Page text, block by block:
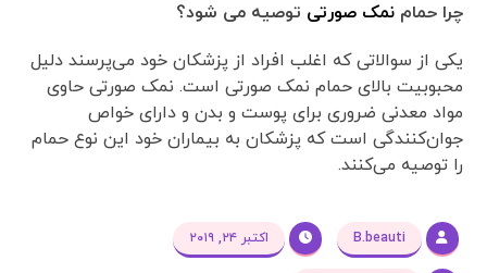
چرا حمامنمک صورتی توصیه می شود؟
یکی از سوالاتی که اغلب افراد از پزشکان خود می‌پرسند دلیل
محبوبیت بالای حمام نمک صورتی است. نمک صورتی حاوی
مواد معدنی ضروری برای پوست و بدن و دارای خواص
جوان‌کنندگی است که پزشکان به بیماران خود این نوع حمام
را توصیه می‌کنند.
B.beauti اکتبر ۲۴, ۲۰۱۹